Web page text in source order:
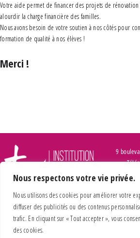
Nous respectons votre vie privée.
Nous utilisons des cookies pour améliorer votre
diffuser des publicités ou des contenus
trafic. En cliquant sur « Tout accepter », vous
des cookies.
Votre aide permet de financer des projets de rénovation
alourdir la charge financière des familles.
Nous avons besoin de votre soutien à nos côtés pour
formation de qualité à nos élèves !
Merci !
9